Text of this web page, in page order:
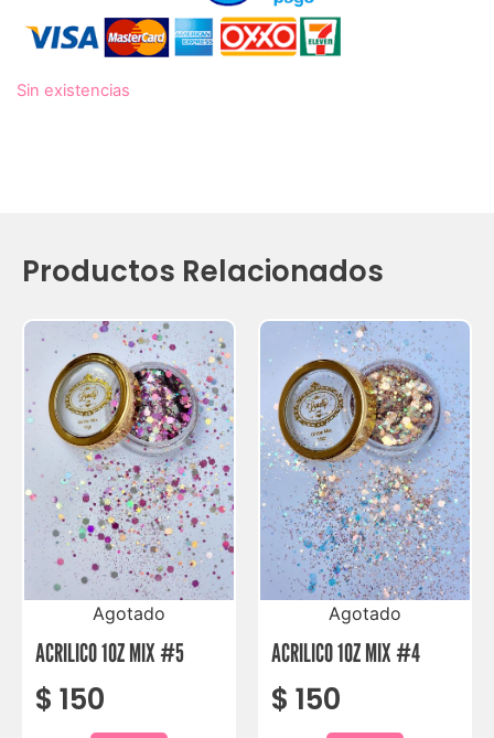
Sin existencias
Productos Relacionados
Agotado
ACRILICO 1OZ MIX #5
$ 150
Agotado
ACRILICO 1OZ MIX #4
$ 150